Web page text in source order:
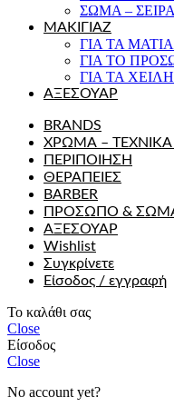
ΣΩΜΑ – ΣΕΙΡΑ
ΜΑΚΙΓΙΑΖ
ΓΙΑ ΤΑ ΜΑΤΙΑ
ΓΙΑ ΤΟ
ΓΙΑ ΤΑ ΧΕΙΛΗ
ΑΞΕΣΟΥΑΡ
BRANDS
ΧΡΩΜΑ –
ΠΕΡΙΠΟΙΗΣΗ
ΘΕΡΑΠΕΙΕΣ
BARBER
ΠΡΟΣΩΠΟ &
ΑΞΕΣΟΥΑΡ
Wishlist
Συγκρίνετε
Είσοδος / εγγραφή
Το καλάθι σας
Close
Είσοδος
Close
No account yet?